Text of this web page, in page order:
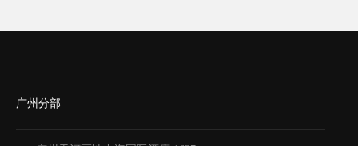
广州分部